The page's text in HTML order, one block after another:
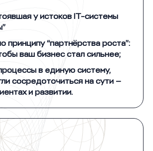
у истоков IT-системы
принципу “партнёрства роста”:
ваш бизнес стал сильнее;
в единую систему,
сосредоточиться на сути —
и развитии.